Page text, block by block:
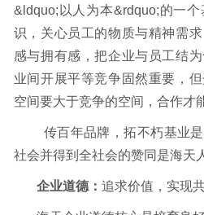
&ldquo;以人为本&rdquo;的一
识，关心员工的物质与精神需
感与拥有感，把企业与员工结
业间开展平等竞争固然重要，
空间要大于竞争的空间，合作才
传百年品牌，拓不朽基业
社会并得到全社会的赞同是海天
企业道德： 追求价值，实现共